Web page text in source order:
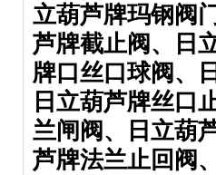
立葫芦牌玛钢阀
芦牌截止阀、日
牌口丝口球阀、
日立葫芦牌丝口
兰闸阀、日立葫
芦牌法兰止回阀